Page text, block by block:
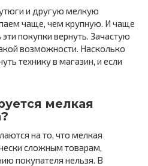
и другую мелкую
чаще, чем крупную. И чаще
покупки вернуть. Зачастую
возможности. Насколько
технику в магазин, и если
мелкая
на то, что мелкая
сложным товарам,
покупателя нельзя. В